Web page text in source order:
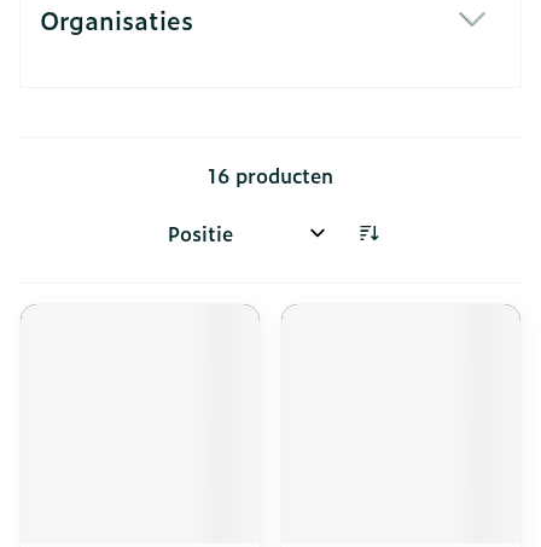
Organisaties
16 producten
Sorteer op: